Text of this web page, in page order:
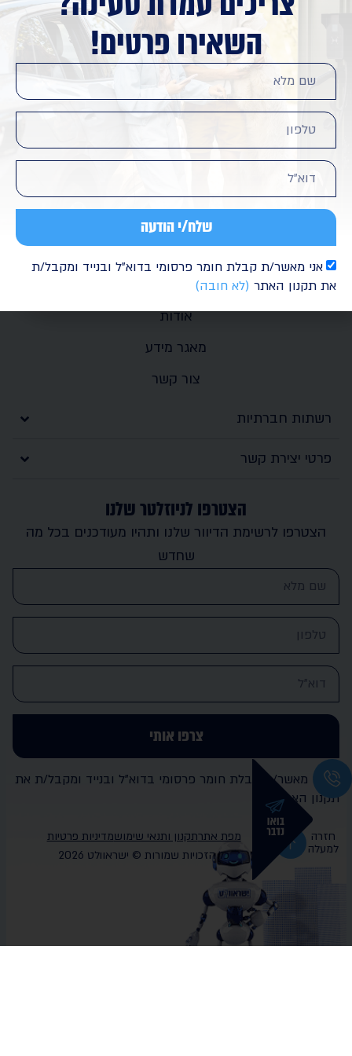
|© OpenStreetMap contributors
תפריט
עמדות טעינה ביתיות לרכבים חשמליים
חנות
טעינה לפי מותג רכב
מפת עמדות טעינה
אודות
מאגר מידע
צור קשר
רשתות חברתיות
פרטי יצירת קשר
הצטרפו לניוזלטר שלנו
הצטרפו לרשימת הדיוור שלנו ותהיו מעודכנים בכל מה
שחדש
אני מאשר/ת קבלת חומר פרסומי בדוא"ל ובנייד ומקבל/ת את
תקנון האתר
צרפו אותי
חזרה
למעלה
מפת אתרתקנון ותנאי שימושמדיניות פרטיות
כל הזכויות שמורות © ישראוולט 2026
השאירו פרטים!
אני מאשר/ת קבלת חומר פרסומי בדוא"ל ובנייד ומקבל/ת
את תקנון האתר (לא חובה)
שלח/י הודעה